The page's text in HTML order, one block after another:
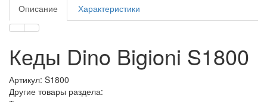
Описание Характеристики
Кеды Dino Bigioni S1800
Артикул: S1800
Другие товары раздела: